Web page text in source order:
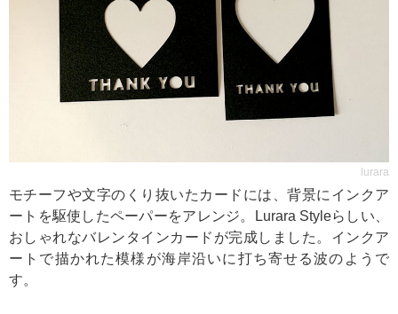
lurara
モチーフや文字のくり抜いたカードには、背景にインクア
ートを駆使したペーパーをアレンジ。Lurara Styleらしい、
おしゃれなバレンタインカードが完成しました。インクア
ートで描かれた模様が海岸沿いに打ち寄せる波のようで
す。